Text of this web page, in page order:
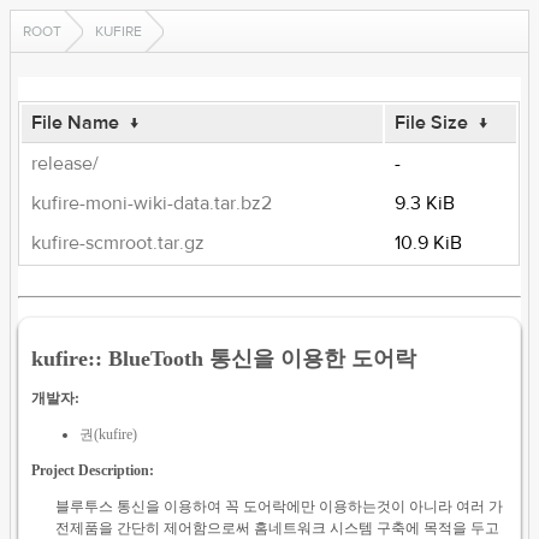
ROOT KUFIRE
File Name ↓ File Size ↓
release/
-
kufire-moni-wiki-data.tar.bz2
9.3 KiB
kufire-scmroot.tar.gz
10.9 KiB
kufire:: BlueTooth 통신을 이용한 도어락
개발자:
권(kufire)
Project Description:
블루투스 통신을 이용하여 꼭 도어락에만 이용하는것이 아니라 여러 가
전제품을 간단히 제어함으로써 홈네트워크 시스템 구축에 목적을 두고